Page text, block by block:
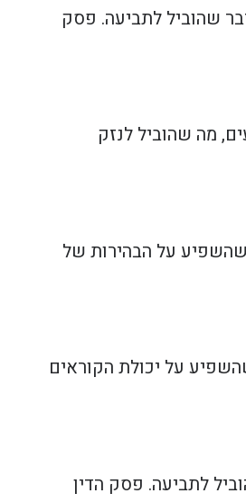
שהוביל לתביעה. פסק
מה שהוביל לנזק
על הבהירות של
על יכולת הקוראים
לתביעה. פסק הדין